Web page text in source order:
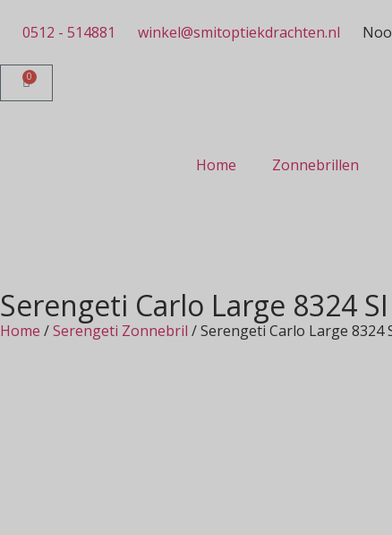
0512 - 514881 winkel@smitoptiekdrachten.nl
0
Home Zonnebrillen
Serengeti Carlo Large 8324
Home /Serengeti Zonnebril / Serengeti Carlo Large 8324